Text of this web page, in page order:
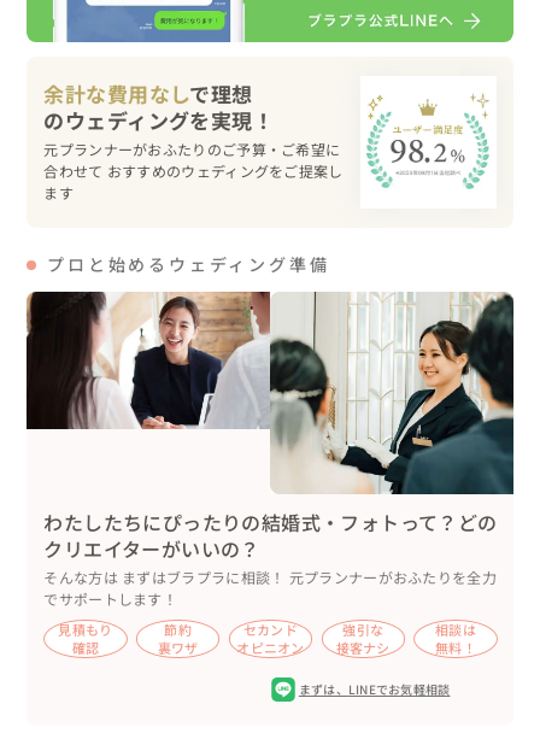
お持ちいただいた
ステッキのようなブーケは本当にご新婦様の可愛さにマッ
とても可愛いコーディネートに♡
お二人の優しい気持ちがゲスト様に伝わる
パーティー
余計な費用なしで理想
元プランナーがおふたりのご予算・ご希望に
合わせて おすすめのウェディングをご提案し
ます
プロと始めるウェディング準備
わたしたちにぴったりの結婚式・フォトって？どの
クリエイターがいいの？
そんな方は まずはブラプラに相談！ 元プランナーがおふたりを全力
でサポートします！
見積もり
確認
節約
裏ワザ
セカンド
オピニオン
強引な
接客ナシ
相談は
無料！
まずは、 LINEでお気軽相談